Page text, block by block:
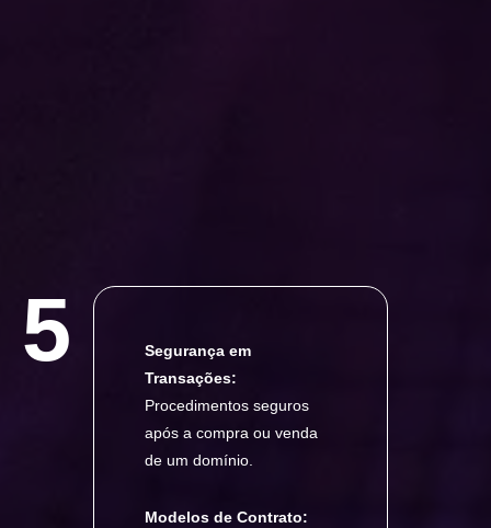
5
Segurança em
Transações:
Procedimentos seguros
após a compra ou venda
de um domínio.
Modelos de Contrato: